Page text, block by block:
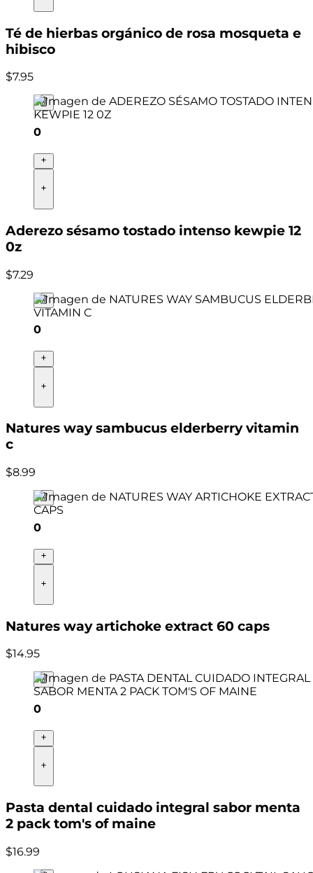
Té de hierbas orgánico de rosa mosqueta e
hibisco
$7.95
0
Aderezo sésamo tostado intenso kewpie 12
0z
$7.29
0
Natures way sambucus elderberry vitamin
c
$8.99
0
Natures way artichoke extract 60 caps
$14.95
0
Pasta dental cuidado integral sabor menta
2 pack tom's of maine
$16.99